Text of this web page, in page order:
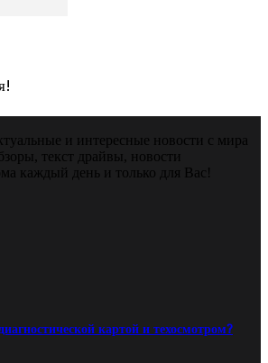
и интересные новости с мира
текст драйвы, новости
каждый день и только для Вас!
картой и техосмотром?